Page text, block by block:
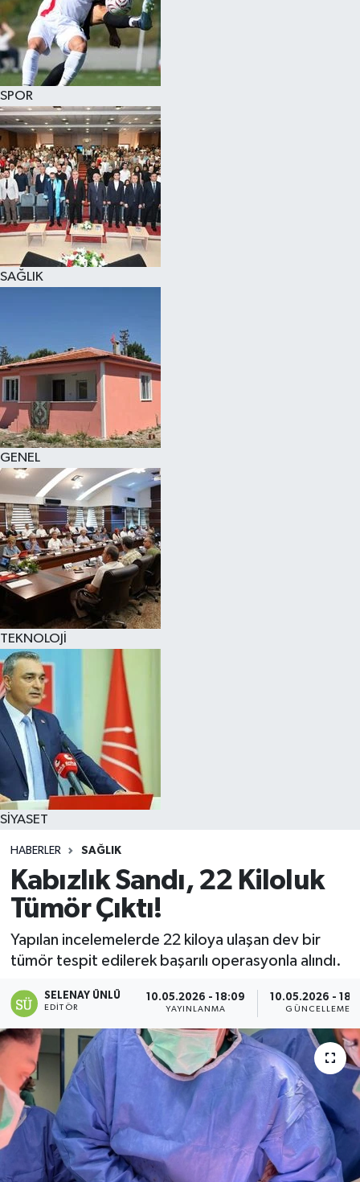
SPOR
SAĞLIK
GENEL
TEKNOLOJİ
SİYASET
HABERLER SAĞLIK
Kabızlık Sandı, 22 Kiloluk
Tümör Çıktı!
Yapılan incelemelerde 22 kiloya ulaşan dev bir
tümör tespit edilerek başarılı operasyonla alındı.
SELENAY ÜNLÜ
EDITÖR
10.05.2026 - 18:09
YAYINLANMA
10.05.2026 -
GÜNCELLEME
KÜLTÜR SANAT
MAGAZİN
SAĞLIK
SİYASET
SPOR
TEKNOLOJİ